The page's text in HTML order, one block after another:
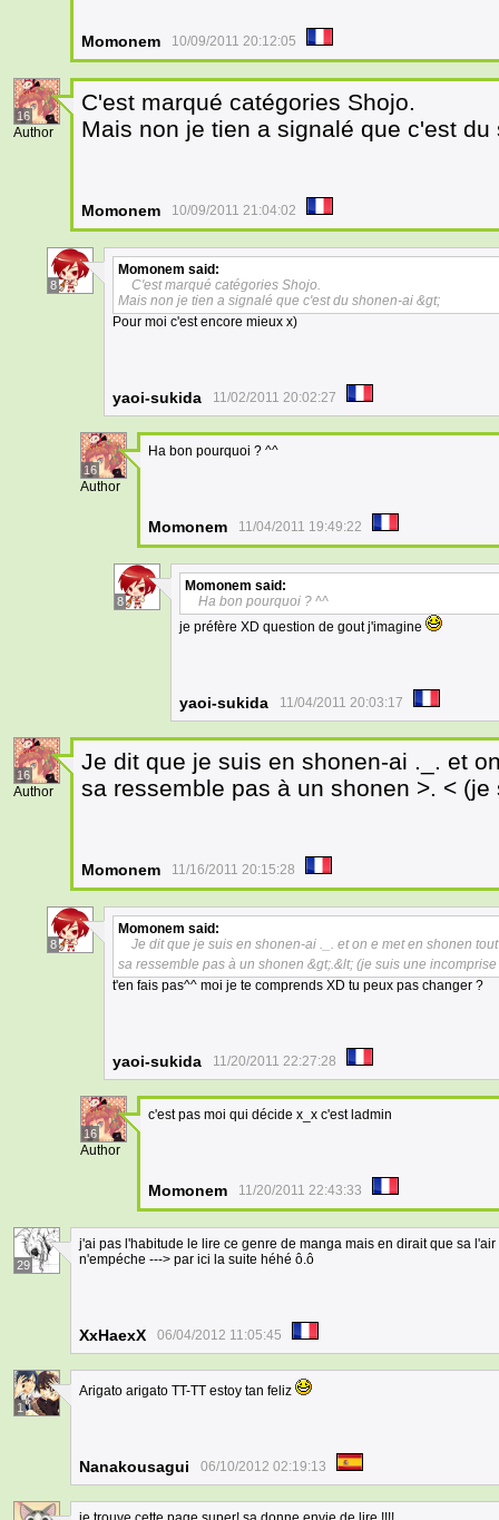
Momonem 10/09/2011 20:12:05
16
Author
C'est marqué catégories Shojo.
Mais non je tien a signalé que c'est du
Momonem 10/09/2011 21:04:02
8
Momonem said:
C'est marqué catégories Shojo.
Mais non je tien a signalé que c'est du shonen-ai &gt;
Pour moi c'est encore mieux x)
yaoi-sukida 11/02/2011 20:02:27
16
Author
Ha bon pourquoi ? ^^
Momonem 11/04/2011 19:49:22
8
Momonem said:
Ha bon pourquoi ? ^^
je préfère XD question de gout j'imagine
yaoi-sukida 11/04/2011 20:03:17
16
Author
Je dit que je suis en shonen-ai ._. et
sa ressemble pas à un shonen >. <
Momonem 11/16/2011 20:15:28
8
Momonem said:
Je dit que je suis en shonen-ai ._. et on e met en shonen tout
sa ressemble pas à un shonen &gt;.&lt; (je suis une incomprise
t'en fais pas^^ moi je te comprends XD tu peux pas changer ?
yaoi-sukida 11/20/2011 22:27:28
16
Author
c'est pas moi qui décide x_x c'est ladmin
Momonem 11/20/2011 22:43:33
29
j'ai pas l'habitude le lire ce genre de manga mais en dirait que sa
n'empéche ---> par ici la suite héhé ô.ô
XxHaexX 06/04/2012 11:05:45
1
Arigato arigato TT-TT estoy tan feliz
Nanakousagui 06/10/2012 02:19:13